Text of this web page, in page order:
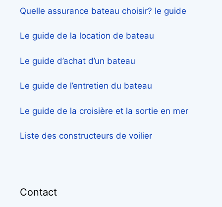
Quelle assurance bateau choisir? le guide
Le guide de la location de bateau
Le guide d’achat d’un bateau
Le guide de l’entretien du bateau
Le guide de la croisière et la sortie en mer
Liste des constructeurs de voilier
Contact